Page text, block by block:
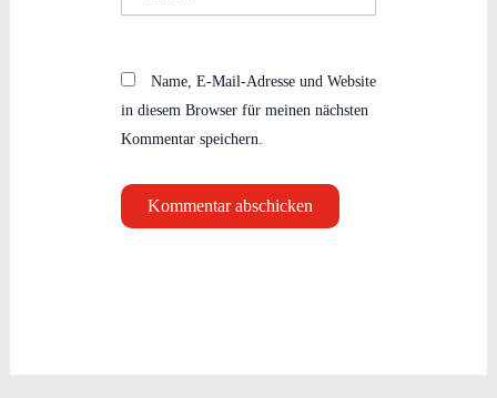
Name, E-Mail-Adresse und Website
in diesem Browser für meinen nächsten
Kommentar speichern.